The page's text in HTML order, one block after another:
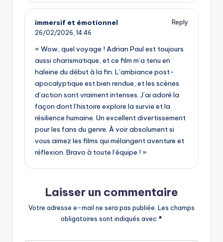
immersif et émotionnel
Reply
26/02/2026, 14:46
« Wow, quel voyage ! Adrian Paul est toujours
aussi charismatique, et ce film m’a tenu en
haleine du début à la fin. L’ambiance post-
apocalyptique est bien rendue, et les scènes
d’action sont vraiment intenses. J’ai adoré la
façon dont l’histoire explore la survie et la
résilience humaine. Un excellent divertissement
pour les fans du genre. À voir absolument si
vous aimez les films qui mélangent aventure et
réflexion. Bravo à toute l’équipe ! »
Laisser un commentaire
Votre adresse e-mail ne sera pas publiée. Les champs
obligatoires sont indiqués avec *